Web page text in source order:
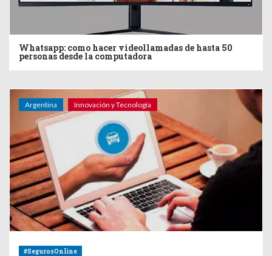
Whatsapp: como hacer videollamadas de hasta 50
personas desde la computadora
Argentina Innovación y Tecnología
#SegurosOnline